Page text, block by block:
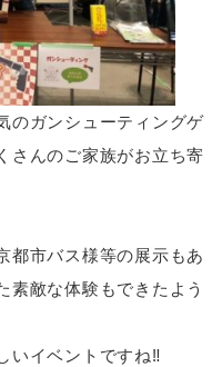
のガンシューティングゲ
さんのご家族がお立ち寄
都市バス様等の展示もあ
素敵な体験もできたよう
いイベントですね‼